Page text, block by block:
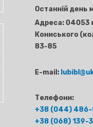
Останній день
Адреса:04053
Кониського
83-85
E-mail:
Телефони:
+38 (044)
+38 (068) 139-